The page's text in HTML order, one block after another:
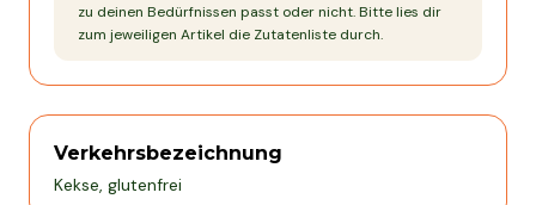
zu deinen Bedürfnissen passt oder nicht. Bitte lies dir
zum jeweiligen Artikel die Zutatenliste durch.
Verkehrsbezeichnung
Kekse, glutenfrei